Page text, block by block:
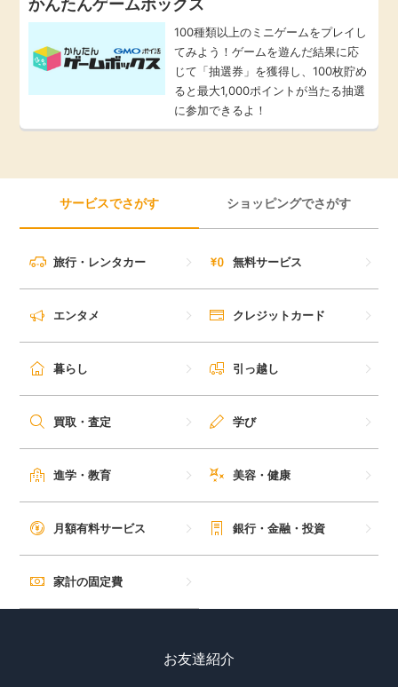
かんたんゲームボックス
100種類以上のミニゲームをプレイし
てみよう！ゲームを遊んだ結果に応
じて「抽選券」を獲得し、100枚貯め
ると最大1,000ポイントが当たる抽選
に参加できるよ！
サービスでさがす ショッピングでさがす
旅行・レンタカー 無料サービス
エンタメ クレジットカード
暮らし 引っ越し
買取・査定 学び
進学・教育 美容・健康
月額有料サービス 銀行・金融・投資
家計の固定費
お友達紹介